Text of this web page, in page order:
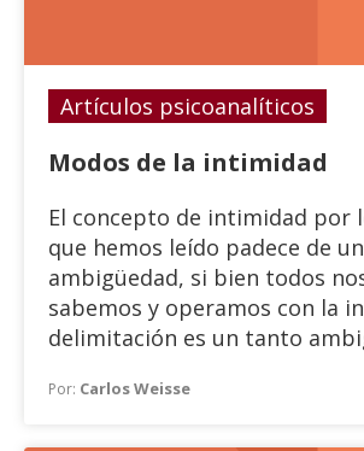
Artículos psicoanalíticos
Modos de la intimidad
El concepto de intimidad por
que hemos leído padece de
ambigüedad, si bien todos
sabemos y operamos con la
delimitación es un tanto
delimitarla un poco más para
Por: Carlos Weisse